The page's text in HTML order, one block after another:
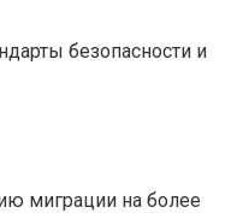
безопасности и
миграции на более